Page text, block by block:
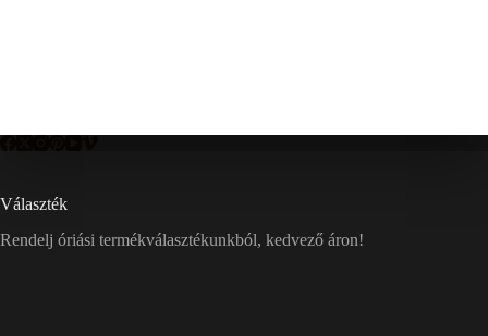
Választék
Rendelj óriási termékválasztékunkból, kedvező áron!